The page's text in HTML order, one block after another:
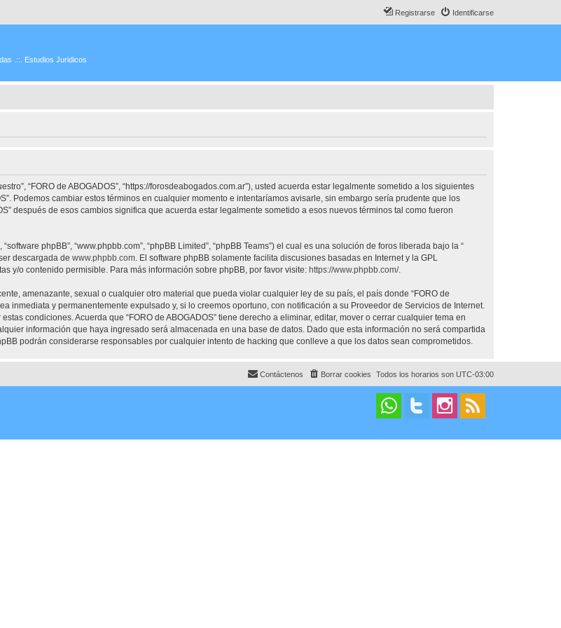
Identificarse
Registrarse
.::. Estudios Juridicos
“FORO de ABOGADOS”, “https://forosdeabogados.com.ar”), usted acuerda estar legalmente sometido a los siguientes
Podemos cambiar estos términos en cualquier momento e intentaríamos avisarle, sin embargo sería prudente que los
después de esos cambios significa que acuerda estar legalmente sometido a esos nuevos términos tal como fueron
phpBB”, “www.phpbb.com”, “phpBB Limited”, “phpBB Teams”) el cual es una solución de foros liberada bajo la “
descargada de www.phpbb.com. El software phpBB solamente facilita discusiones basadas en Internet y la GPL
y/o contenido permisible. Para más información sobre phpBB, por favor visite: https://www.phpbb.com/.
amenazante, sexual o cualquier otro material que pueda violar cualquier ley de su país, el país donde “FORO de
inmediata y permanentemente expulsado y, si lo creemos oportuno, con notificación a su Proveedor de Servicios de Internet.
condiciones. Acuerda que “FORO de ABOGADOS” tiene derecho a eliminar, editar, mover o cerrar cualquier tema en
información que haya ingresado será almacenada en una base de datos. Dado que esta información no será compartida
podrán considerarse responsables por cualquier intento de hacking que conlleve a que los datos sean comprometidos.
Todos los horarios son UTC-03:00
Borrar cookies
Contáctenos